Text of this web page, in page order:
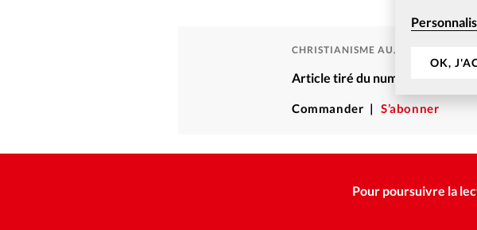
OK,
CHRISTIANISME AUJOURD'HUI
Article tiré du numéro
Commander S’abonner
Pour poursuivre la